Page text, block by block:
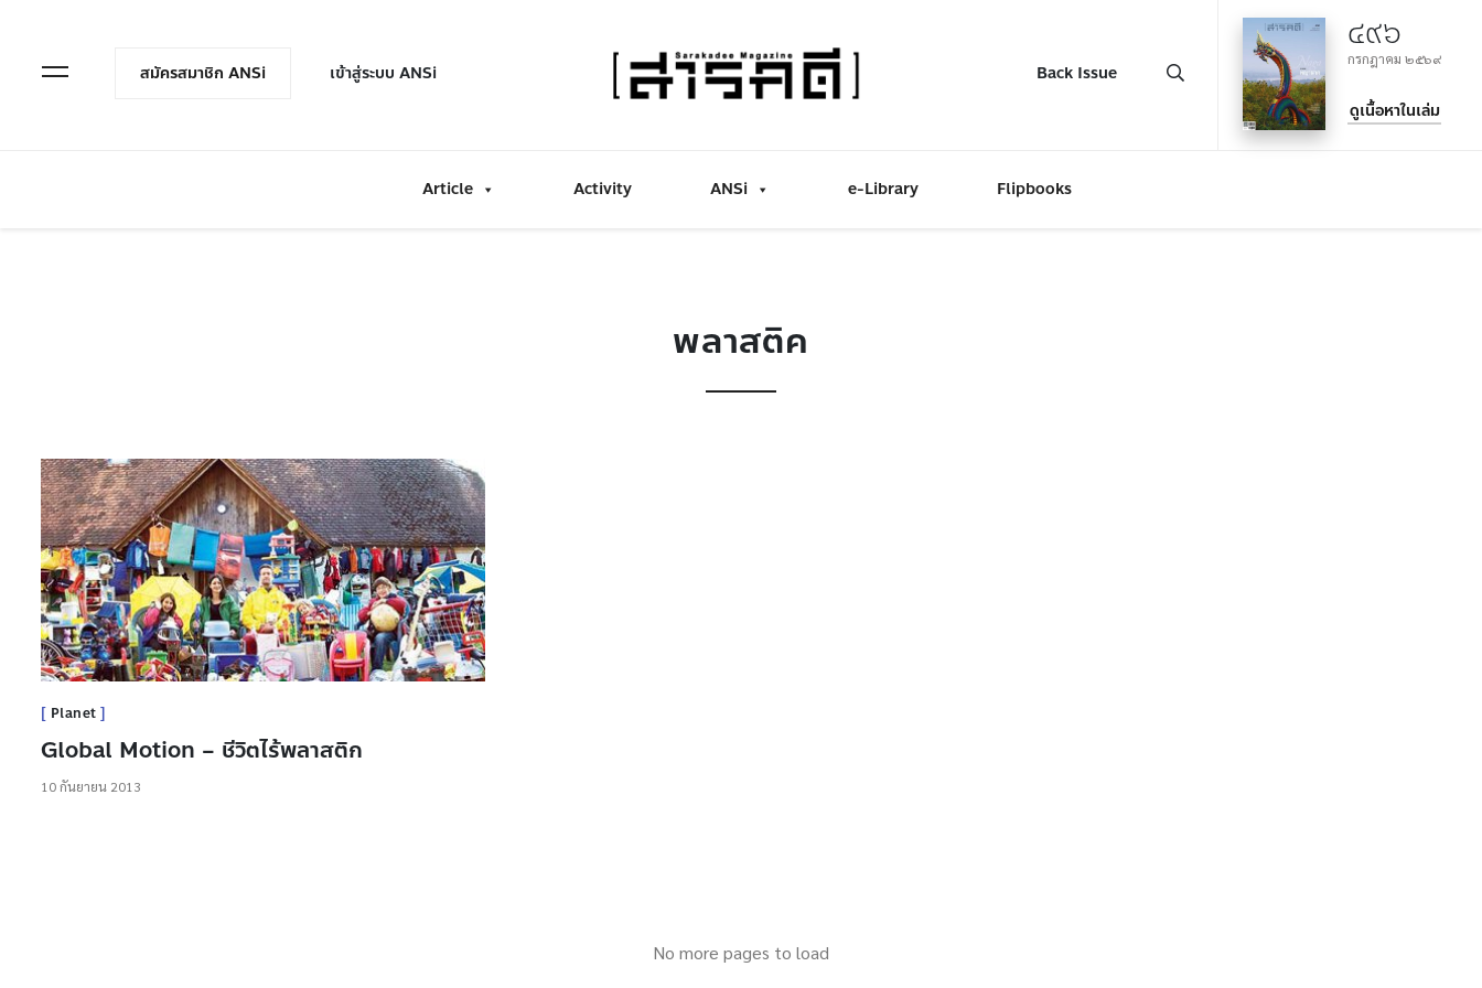
Open Menuสมัครสมาชิก ANSi เข้าสู่ระบบ ANSi Back Issue
๔๙๖
กรกฎาคม ๒๕๖๙
ดูเนื้อหาในเล่ม
Article Activity ANSi e-Library Flipbooks
พลาสติค
Planet
Global Motion – ชีวิตไร้พลาสติก
10 กันยายน 2013
No more pages to load